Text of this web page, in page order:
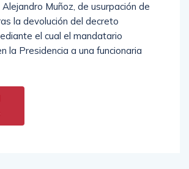
Muñoz, de usurpación de
la devolución del decreto
el cual el mandatario
la Presidencia a una funcionaria